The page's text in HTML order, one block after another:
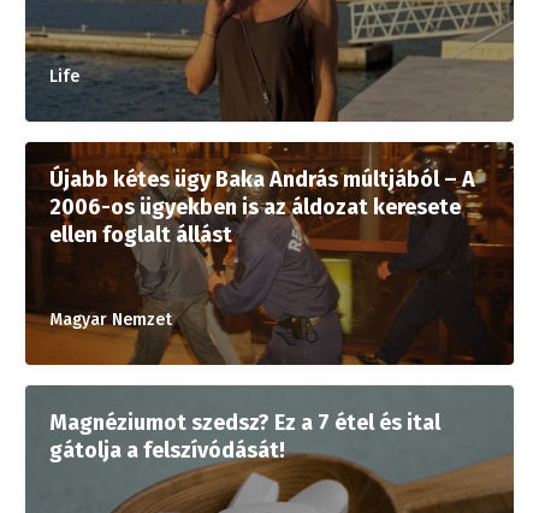
Life
Újabb kétes ügy Baka András múltjából – A
2006-os ügyekben is az áldozat keresete
ellen foglalt állást
Magyar Nemzet
Magnéziumot szedsz? Ez a 7 étel és ital
gátolja a felszívódását!